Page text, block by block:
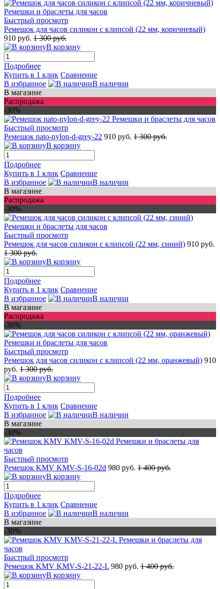
Быстрый просмотр
Ремешок для часов силикон с клипсой (22 мм, коричневый)
910 руб. 1 300 руб.
В корзину
Подробнее
Купить в 1 клик Сравнение
В избранное
В наличии
В магазине
Распродажа
-30%
Быстрый просмотр
Ремешок nato-nylon-d-grey-22 910 руб. 1 300 руб.
В корзину
Подробнее
Купить в 1 клик Сравнение
В избранное
В наличии
В магазине
Распродажа
-30%
Быстрый просмотр
Ремешок для часов силикон с клипсой (22 мм, синий) 910 руб.
1 300 руб.
В корзину
Подробнее
Купить в 1 клик Сравнение
В избранное
В наличии
В магазине
Распродажа
-30%
Быстрый просмотр
Ремешок для часов силикон с клипсой (22 мм, оранжевый) 910
руб. 1 300 руб.
В корзину
Подробнее
Купить в 1 клик Сравнение
В избранное
В наличии
В магазине
-30%
Быстрый просмотр
Ремешок KMV KMV-S-16-02d 980 руб. 1 400 руб.
В корзину
Подробнее
Купить в 1 клик Сравнение
В избранное
В наличии
В магазине
-30%
Быстрый просмотр
Ремешок KMV KMV-S-21-22-L 980 руб. 1 400 руб.
В корзину